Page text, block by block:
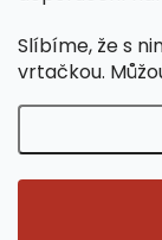
Slíbíme, že s
vrtačkou.
Polední
Běží
Copyright 2026